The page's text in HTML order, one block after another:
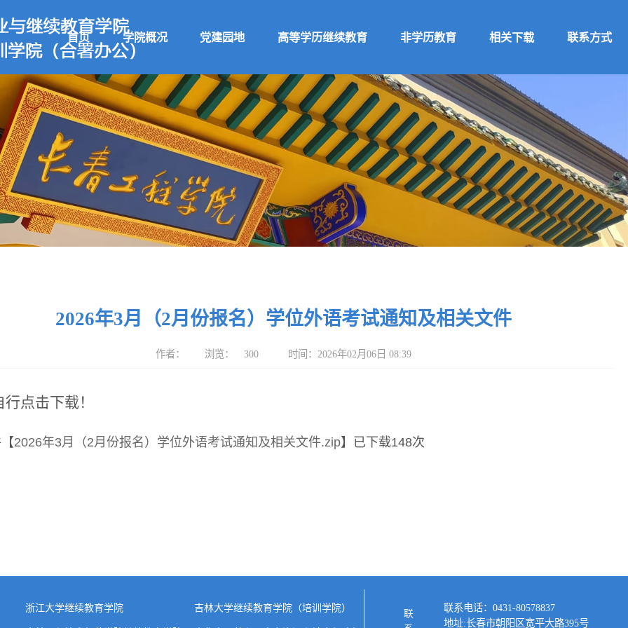
首页 学院概况 党建园地 高等学历继续教育 非学历教育 相关下载 联系方式
2026年3月（2月份报名）学位外语考试通知及相关文件
作者： 浏览： 300 时间：2026年02月06日 08:39
行点击下载！
2026年3月（2月份报名）学位外语考试通知及相关文件.zip】已下载148次
浙江大学继续教育学院 吉林大学继续教育学院（培训学院）
联系电话：0431-80578837
地址:长春市朝阳区宽平大路395号